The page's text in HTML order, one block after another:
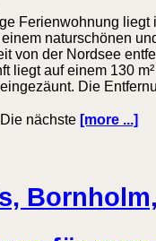
Ferienwohnung liegt
naturschönen
von der Nordsee
liegt auf einem 130
Die
nächste [more ...]
Bornholm,